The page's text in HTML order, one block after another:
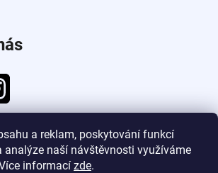
a reklam, poskytování funkcí
analýze naší návštěvnosti využíváme
informací zde.
platby